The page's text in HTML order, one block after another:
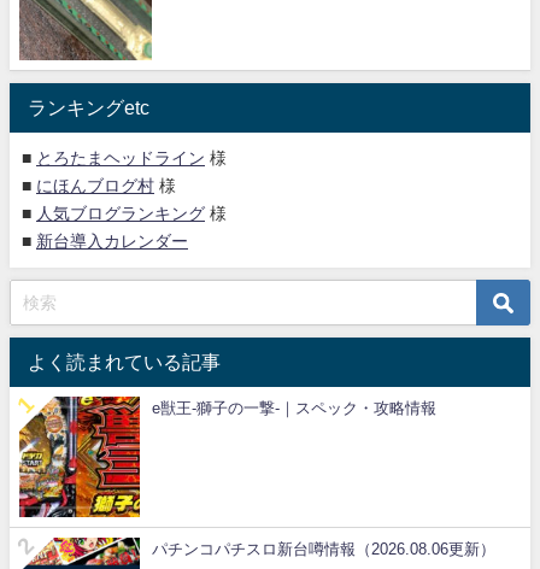
ランキングetc
■ とろたまヘッドライン 様
■ にほんブログ村 様
■ 人気ブログランキング 様
■ 新台導入カレンダー
よく読まれている記事
e獣王-獅子の一撃-｜スペック・攻略情報
パチンコパチスロ新台噂情報（2026.08.06更新）